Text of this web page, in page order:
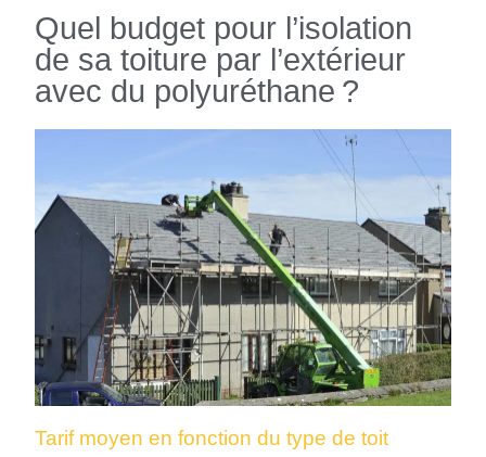
Quel budget pour l’isolation
de sa toiture par l’extérieur
avec du polyuréthane ?
Tarif moyen en fonction du type de toit